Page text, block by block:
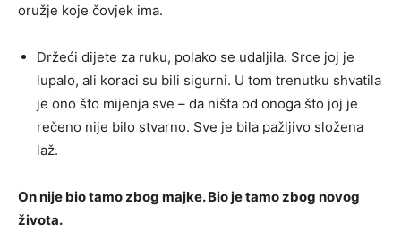
oružje koje čovjek ima.
Držeći dijete za ruku, polako se udaljila. Srce joj je
lupalo, ali koraci su bili sigurni. U tom trenutku shvatila
je ono što mijenja sve – da ništa od onoga što joj je
rečeno nije bilo stvarno. Sve je bila pažljivo složena
laž.
On nije bio tamo zbog majke. Bio je tamo zbog novog
života.